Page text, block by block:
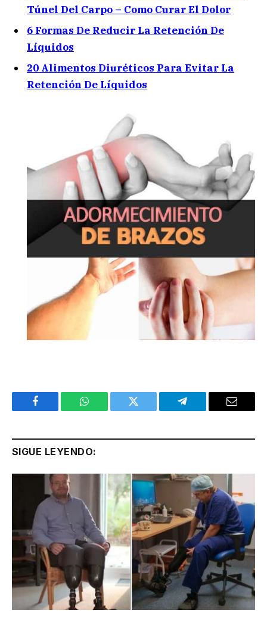
Túnel Del Carpo – Como Curar El Dolor
6 Formas De Reducir La Retención De
Líquidos
20 Alimentos Diuréticos Para Evitar La
Retención De Líquidos
Facebook WhatsApp Twitter Telegram Email
SIGUE LEYENDO: